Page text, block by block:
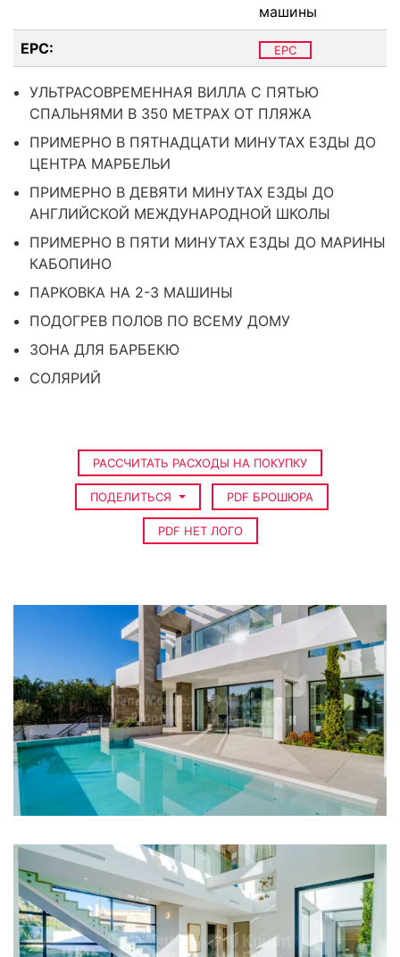
машины
EPC: EPC
УЛЬТРАСОВРЕМЕННАЯ ВИЛЛА С ПЯТЬЮ
СПАЛЬНЯМИ В 350 МЕТРАХ ОТ ПЛЯЖА
ПРИМЕРНО В ПЯТНАДЦАТИ МИНУТАХ ЕЗДЫ ДО
ЦЕНТРА МАРБЕЛЬИ
ПРИМЕРНО В ДЕВЯТИ МИНУТАХ ЕЗДЫ ДО
АНГЛИЙСКОЙ МЕЖДУНАРОДНОЙ ШКОЛЫ
ПРИМЕРНО В ПЯТИ МИНУТАХ ЕЗДЫ ДО МАРИНЫ
КАБОПИНО
ПАРКОВКА НА 2-3 МАШИНЫ
ПОДОГРЕВ ПОЛОВ ПО ВСЕМУ ДОМУ
ЗОНА ДЛЯ БАРБЕКЮ
СОЛЯРИЙ
РАССЧИТАТЬ РАСХОДЫ НА ПОКУПКУ
ПОДЕЛИТЬСЯ PDF БРОШЮРА
PDF НЕТ ЛОГО